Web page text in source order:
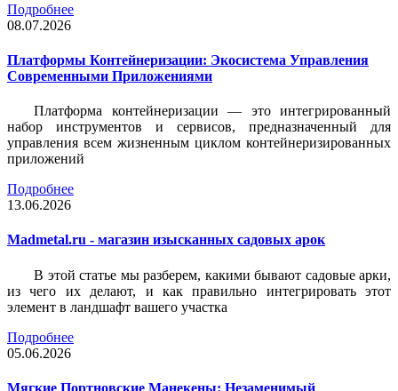
Подробнее
08.07.2026
Платформы Контейнеризации: Экосистема Управления
Современными Приложениями
Платформа контейнеризации — это интегрированный
набор инструментов и сервисов, предназначенный для
управления всем жизненным циклом контейнеризированных
приложений
Подробнее
13.06.2026
Madmetal.ru - магазин изысканных садовых арок
В этой статье мы разберем, какими бывают садовые арки,
из чего их делают, и как правильно интегрировать этот
элемент в ландшафт вашего участка
Подробнее
05.06.2026
Мягкие Портновские Манекены: Незаменимый